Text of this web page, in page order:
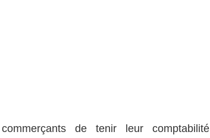
de tenir leur comptabilité